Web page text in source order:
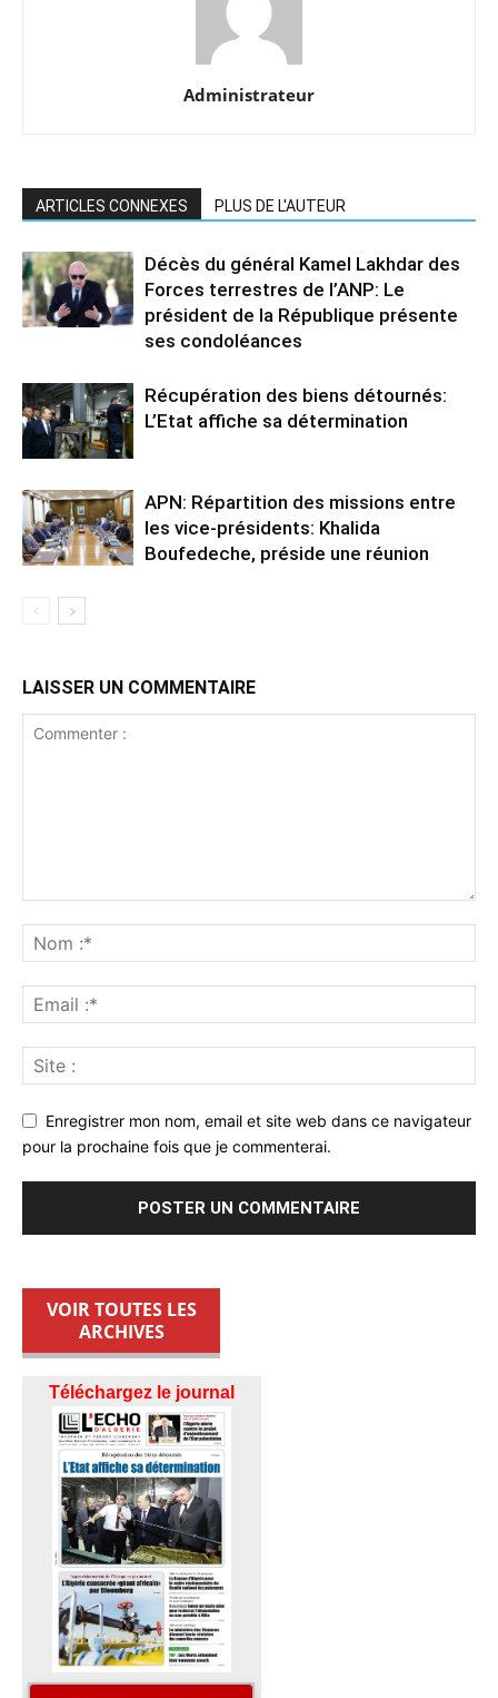
Administrateur
ARTICLES CONNEXES PLUS DE L'AUTEUR
Décès du général Kamel Lakhdar des
Forces terrestres de l’ANP: Le
président de la République présente
ses condoléances
Récupération des biens détournés:
L’Etat affiche sa détermination
APN: Répartition des missions entre
les vice-présidents: Khalida
Boufedeche, préside une réunion
LAISSER UN COMMENTAIRE
Enregistrer mon nom, email et site web dans ce navigateur
pour la prochaine fois que je commenterai.
VOIR TOUTES LES
ARCHIVES